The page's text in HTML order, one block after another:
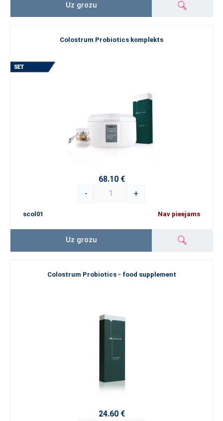
Uz grozu
Colostrum Probiotics komplekts
68.10 €
-
+
scol01 Nav pieejams
Uz grozu
Colostrum Probiotics - food supplement
24.60 €